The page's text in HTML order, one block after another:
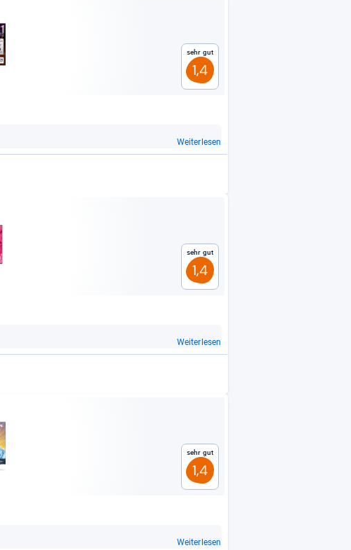
Sehr gut
1,4
Weiterlesen
Sehr gut
1,4
Weiterlesen
Sehr gut
1,4
Weiterlesen